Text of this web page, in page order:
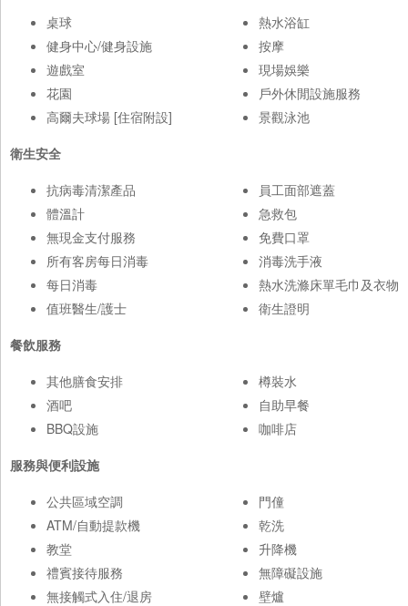
桌球
健身中心/健身設施
遊戲室
花園
高爾夫球場 [住宿附設]
熱水浴缸
按摩
現場娛樂
戶外休閒設施服務
景觀泳池
衛生安全
抗病毒清潔產品
體溫計
無現金支付服務
所有客房每日消毒
每日消毒
值班醫生/護士
員工面部遮蓋
急救包
免費口罩
消毒洗手液
熱水洗滌床單毛巾及衣物
衛生證明
餐飲服務
其他膳食安排
酒吧
BBQ設施
樽裝水
自助早餐
咖啡店
服務與便利設施
公共區域空調
ATM/自動提款機
教堂
禮賓接待服務
無接觸式入住/退房
門僮
乾洗
升降機
無障礙設施
壁爐